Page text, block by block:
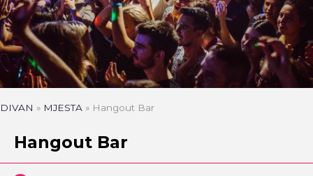
DIVAN » MJESTA » Hangout Bar
Hangout Bar